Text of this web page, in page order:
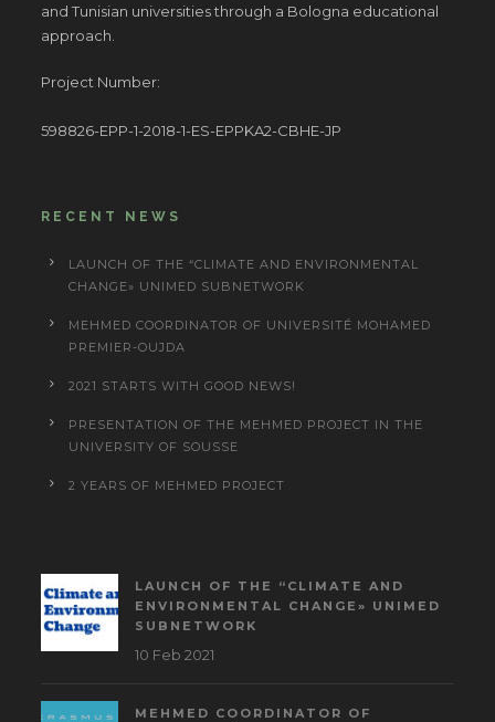
and Tunisian universities through a Bologna educational
approach.
Project Number:
598826-EPP-1-2018-1-ES-EPPKA2-CBHE-JP
RECENT NEWS
LAUNCH OF THE “CLIMATE AND ENVIRONMENTAL
CHANGE» UNIMED SUBNETWORK
MEHMED COORDINATOR OF UNIVERSITÉ MOHAMED
PREMIER-OUJDA
2021 STARTS WITH GOOD NEWS!
PRESENTATION OF THE MEHMED PROJECT IN THE
UNIVERSITY OF SOUSSE
2 YEARS OF MEHMED PROJECT
LAUNCH OF THE “CLIMATE AND
ENVIRONMENTAL CHANGE» UNIMED
SUBNETWORK
10 Feb 2021
MEHMED COORDINATOR OF